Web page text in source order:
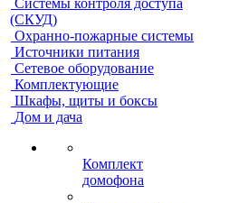
Системы контроля доступа
(СКУД)
Охранно-пожарные системы
Источники питания
Сетевое оборудование
Комплектующие
Шкафы, щиты и боксы
Дом и дача
Комплект
домофона